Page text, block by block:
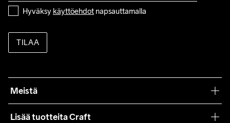
Hyväksy käyttöehdot napsauttamalla
TILAA
Meistä
Lisää tuotteita Craft